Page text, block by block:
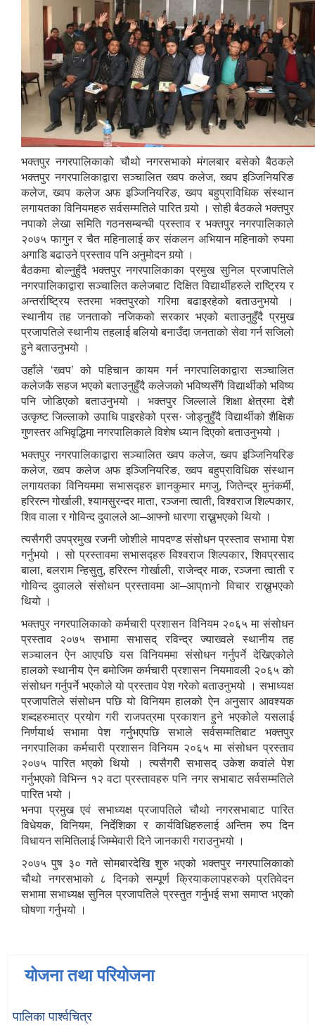
भक्तपुर नगरपालिकाको चौथो नगरसभाको मंगलबार बसेको बैठकले
भक्तपुर नगरपालिकाद्वारा सञ्चालित ख्वप कलेज, ख्वप इञ्जिनियरिङ
कलेज, ख्वप कलेज अफ इञ्जिनियरिङ, ख्वप बहुप्राविधिक संस्थान
लगायतका विनियमहरु सर्वसम्मतिले पारित गर्‍यो । सोही बैठकले भक्तपुर
नपाको लेखा समिति गठनसम्बन्धी प्रस्ताव र भक्तपुर नगरपालिकाले
२०७५ फागुन र चैत महिनालाई कर संकलन अभियान महिनाको रुपमा
अगाडि बढाउने प्रस्ताव पनि अनुमोदन गर्‍यो ।
बैठकमा बोल्नुहुँदै भक्तपुर नगरपालिकाका प्रमुख सुनिल प्रजापतिले
नगरपालिकाद्वारा सञ्चालित कलेजबाट दिक्षित विद्यार्थीहरुले राष्ट्रिय र
अन्तर्राष्ट्रिय स्तरमा भक्तपुरको गरिमा बढाइरहेको बताउनुभयो ।
स्थानीय तह जनताको नजिकको सरकार भएको बताउनुहुँदै प्रमुख
प्रजापतिले स्थानीय तहलाई बलियो बनाउँदा जनताको सेवा गर्न सजिलो
हुने बताउनुभयो ।
उहाँले ‘ख्वप’ को पहिचान कायम गर्न नगरपालिकाद्वारा सञ्चालित
कलेजकै सहज भएको बताउनुहुँदै कलेजको भविष्यसँगै विद्यार्थीको भविष्य
पनि जोडिएको बताउनुभयो । भक्तपुर जिल्लाले शिक्षा क्षेत्रमा देशै
उत्कृष्ट जिल्लाको उपाधि पाइरहेको प्रस· जोड्नुहुँदै विद्यार्थीको शैक्षिक
गुणस्तर अभिवृद्धिमा नगरपालिकाले विशेष ध्यान दिएको बताउनुभयो ।
भक्तपुर नगरपालिकाद्वारा सञ्चालित ख्वप कलेज, ख्वप इञ्जिनियरिङ
कलेज, ख्वप कलेज अफ इञ्जिनियरिङ, ख्वप बहुप्राविधिक संस्थान
लगायतका विनियममा सभासद्हरु ज्ञानकुमार मगजु, जितेन्द्र मुनंकर्मी,
हरिरत्न गोर्खाली, श्यामसुरन्दर माता, रञ्जना त्वाती, विश्वराज शिल्पकार,
शिव वाला र गोविन्द दुवालले आ–आफ्नो धारणा राख्नुभएको थियो ।
त्यसैगरी उपप्रमुख रजनी जोशीले मापदण्ड संसोधन प्रस्ताव सभामा पेश
गर्नुभयो । सो प्रस्तावमा सभासद्हरु विश्वराज शिल्पकार, शिवप्रसाद
बाला, बलराम न्हिसुतु, हरिरत्न गोर्खाली, राजेन्द्र माक, रञ्जना त्वाती र
गोविन्द दुवालले संसोधन प्रस्तावमा आ–आप्mनो विचार राख्नुभएको
थियो ।
भक्तपुर नगरपालिकाको कर्मचारी प्रशासन विनियम २०६५ मा संसोधन
प्रस्ताव २०७५ सभामा सभासद् रविन्द्र ज्याख्वले स्थानीय तह
सञ्चालन ऐन आएपछि यस विनियममा संसोधन गर्नुपर्ने देखिएकोले
हालको स्थानीय ऐन बमोजिम कर्मचारी प्रशासन नियमावली २०६५ को
संसोधन गर्नुपर्ने भएकोले यो प्रस्ताव पेश गरेको बताउनुभयो । सभाध्यक्ष
प्रजापतिले संसोधन पछि यो विनियम हालको ऐन अनुसार आवश्यक
शब्दहरुमात्र प्रयोग गरी राजपत्रमा प्रकाशन हुने भएकोले यसलाई
निर्णयार्थ सभामा पेश गर्नुभएपछि सभाले सर्वसम्मतिबाट भक्तपुर
नगरपालिका कर्मचारी प्रशासन विनियम २०६५ मा संसोधन प्रस्ताव
२०७५ पारित भएको थियो । त्यसैगरीे सभासद् उकेश कवांले पेश
गर्नुभएको विभिन्न १२ वटा प्रस्तावहरु पनि नगर सभाबाट सर्वसम्मतिले
पारित भयो ।
भनपा प्रमुख एवं सभाध्यक्ष प्रजापतिले चौथो नगरसभाबाट पारित
विधेयक, विनियम, निर्देशिका र कार्यविधिहरुलाई अन्तिम रुप दिन
विधायन समितिलाई जिम्मेवारी दिने जानकारी गराउनुभयो ।
२०७५ पुष ३० गते सोमबारदेखि शुरु भएको भक्तपुर नगरपालिकाको
चौथो नगरसभाको ८ दिनको सम्पूर्ण क्रियाकलापहरुको प्रतिवेदन
सभामा सभाध्यक्ष सुनिल प्रजापतिले प्रस्तुत गर्नुभई सभा समाप्त भएको
घोषणा गर्नुभयो ।
योजना तथा परियोजना
पालिका पार्श्वचित्र